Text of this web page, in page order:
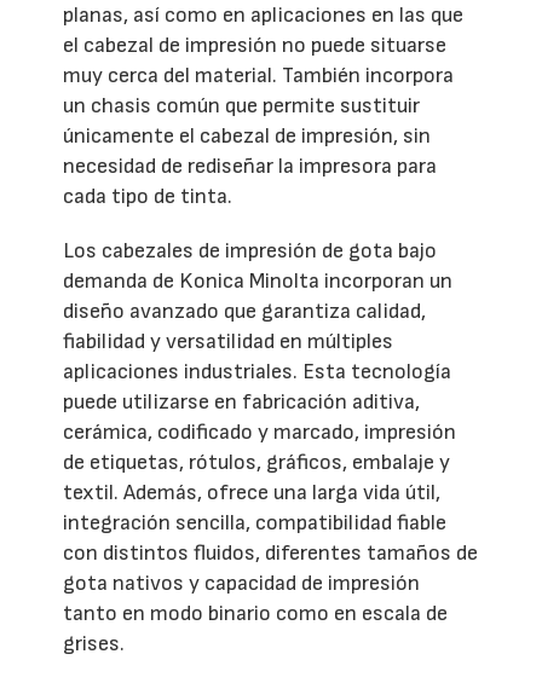
planas, así como en aplicaciones en las que
el cabezal de impresión no puede situarse
muy cerca del material. También incorpora
un chasis común que permite sustituir
únicamente el cabezal de impresión, sin
necesidad de rediseñar la impresora para
cada tipo de tinta.
Los cabezales de impresión de gota bajo
demanda de Konica Minolta incorporan un
diseño avanzado que garantiza calidad,
fiabilidad y versatilidad en múltiples
aplicaciones industriales. Esta tecnología
puede utilizarse en fabricación aditiva,
cerámica, codificado y marcado, impresión
de etiquetas, rótulos, gráficos, embalaje y
textil. Además, ofrece una larga vida útil,
integración sencilla, compatibilidad fiable
con distintos fluidos, diferentes tamaños de
gota nativos y capacidad de impresión
tanto en modo binario como en escala de
grises.